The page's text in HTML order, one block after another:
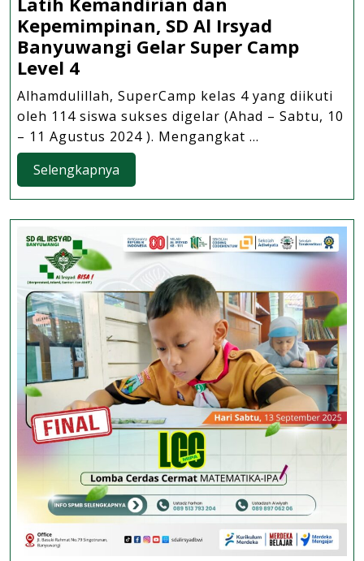
Kepemimpinan, SD Al Irsyad
Banyuwangi Gelar Super Camp
Level 4Latih
Kemandirian
dan
Kepemimpinan,
SD
Al
Irsyad
Banyuwangi
Gelar
Super
Camp
Level
4
Alhamdulillah, SuperCamp kelas 4 yang diikuti
oleh 114 siswa sukses digelar (Ahad – Sabtu, 10
– 11 Agustus 2024 ). Mengangkat ...
Selengkapnya